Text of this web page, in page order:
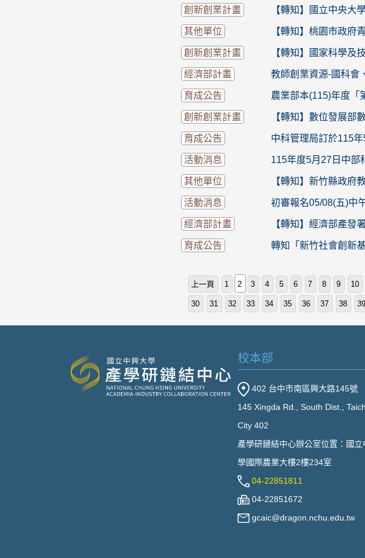
創新創業計畫 【轉知】國立中央大
其他單位 【轉知】桃園市政府
創新創業計畫 【轉知】國家科學及
經濟部計畫 教師創業資源-國科會
育成公告 農業部本(115)年度「
創新創業計畫 【轉知】數位發展部
育成公告 中科管理局訂於115
活動消息 115年度5月27日中部
其他單位 【轉知】新竹縣政府
活動消息 初審報名05/08(五)中
經濟部計畫 【轉知】經濟部產發
育成公告 轉知「新竹社會創新
上一頁 1 2 3 4 5 6 7 8 9 10
30 31 32 33 34 35 36 37 38 39
校本部
402 台中市南區興大路145號
145 Xingda Rd., South Dist.,
City 402
產學研鏈結中心辦公室位置：國立
學國際農業大樓2樓234室
04-22851811
04-22851672
gcaic@dragon.nchu.edu.tw